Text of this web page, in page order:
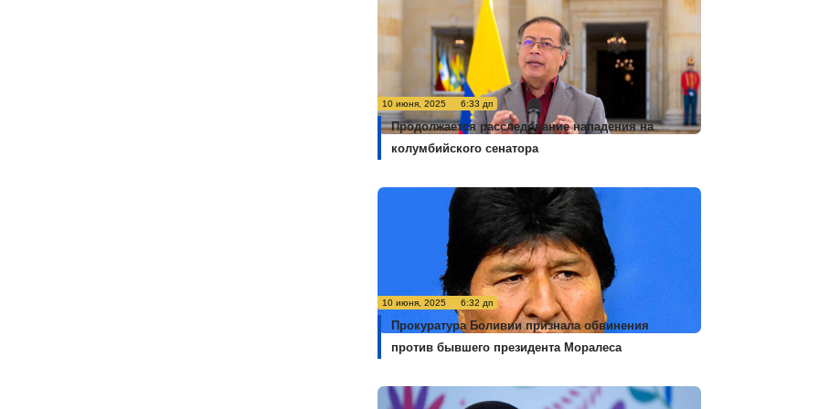
10 июня, 2025 6:33 дп
Продолжается расследование нападения на
колумбийского сенатора
10 июня, 2025 6:32 дп
Прокуратура Боливии признала обвинения
против бывшего президента Моралеса